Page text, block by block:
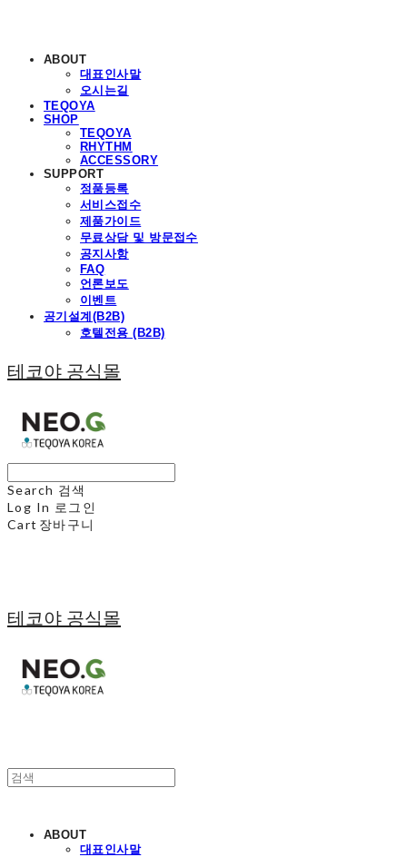
ABOUT
대표인사말
오시는길
TEQOYA
SHOP
TEQOYA
RHYTHM
ACCESSORY
SUPPORT
정품등록
서비스접수
제품가이드
무료상담 및 방문접수
공지사항
FAQ
언론보도
이벤트
공기설계(B2B)
호텔전용 (B2B)
테코야 공식몰
Search 검색
Log In 로그인
Cart 장바구니
테코야 공식몰
ABOUT
대표인사말